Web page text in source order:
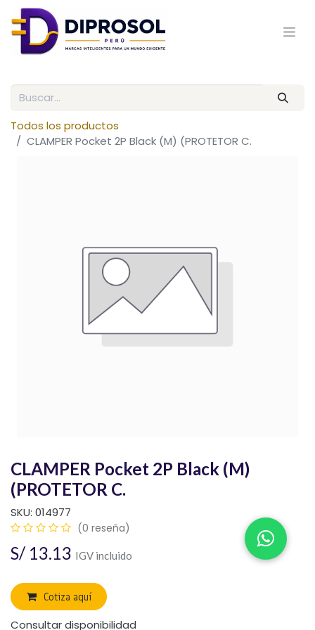
Todos los productos
CLAMPER Pocket 2P Black (M) (PROTETOR C.
CLAMPER Pocket 2P Black (M)
(PROTETOR C.
SKU: 014977
(0 reseña)
S/ 13.13 IGV incluido
Cotiza aquí
Consultar disponibilidad